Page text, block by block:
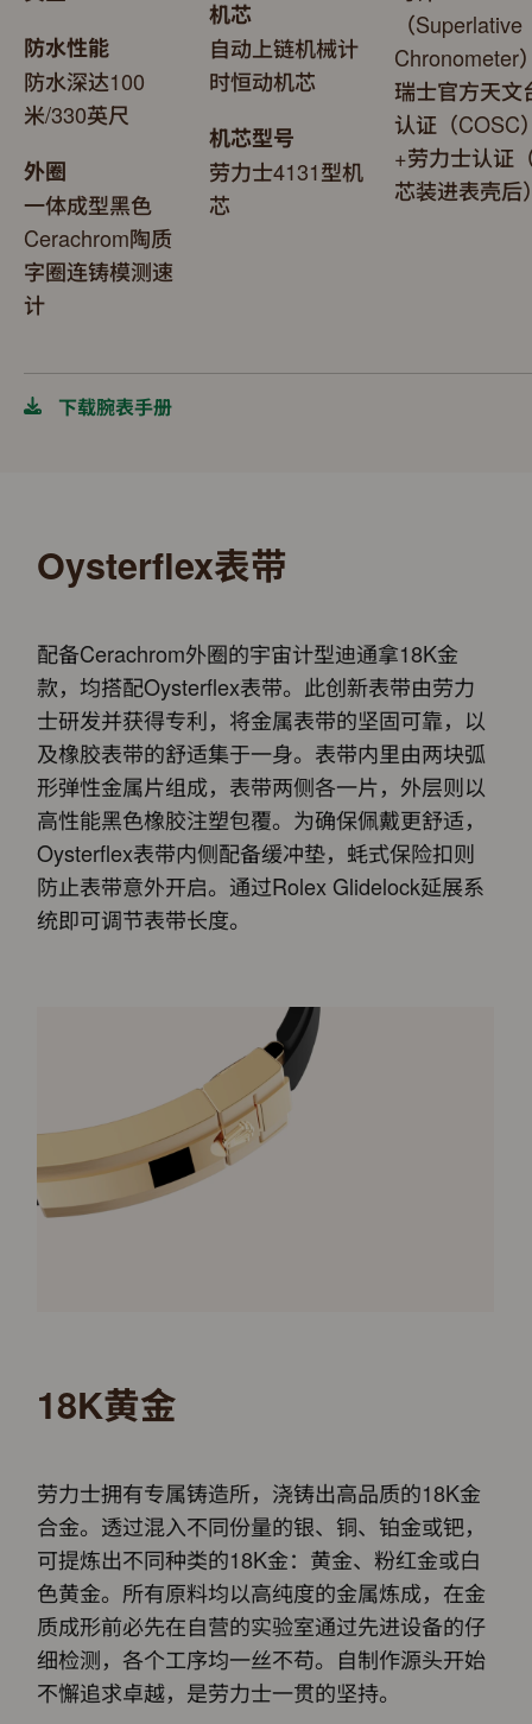
防水性能
防水深达100
米/330英尺
外圈
一体成型黑色
Cerachrom陶质
字圈连铸模测速
计
机芯
自动上链机械计
时恒动机芯
机芯型号
劳力士4131型机
芯
（Superlative
Chronometer
瑞士官方天文
认证（COSC
+劳力士认证
芯装进表壳后
下载腕表手册
Oysterflex表带
配备Cerachrom外圈的宇宙计型迪通拿18K金
款，均搭配Oysterflex表带。此创新表带由劳力
士研发并获得专利，将金属表带的坚固可靠，以
及橡胶表带的舒适集于一身。表带内里由两块弧
形弹性金属片组成，表带两侧各一片，外层则以
高性能黑色橡胶注塑包覆。为确保佩戴更舒适，
Oysterflex表带内侧配备缓冲垫，蚝式保险扣则
防止表带意外开启。通过Rolex Glidelock延展系
统即可调节表带长度。
18K黄金
劳力士拥有专属铸造所，浇铸出高品质的18K金
合金。透过混入不同份量的银、铜、铂金或钯，
可提炼出不同种类的18K金：黄金、粉红金或白
色黄金。所有原料均以高纯度的金属炼成，在金
质成形前必先在自营的实验室通过先进设备的仔
细检测，各个工序均一丝不苟。自制作源头开始
不懈追求卓越，是劳力士一贯的坚持。